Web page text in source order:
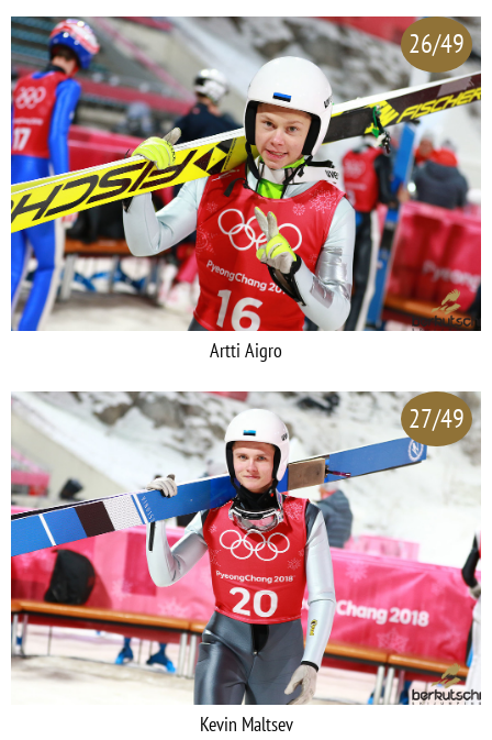
26/49
Artti Aigro
27/49
Kevin Maltsev